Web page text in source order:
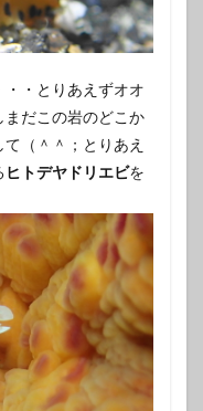
・とりあえずオオ
だこの岩のどこか
（＾＾；とりあえ
ヒトデヤドリエビを